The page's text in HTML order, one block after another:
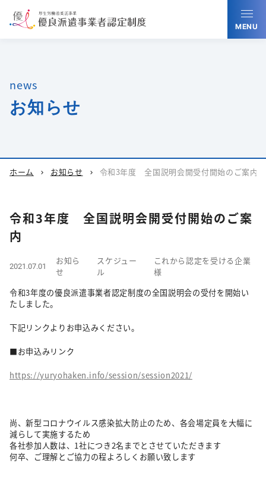
MENU
news
お知らせ
ホーム chevron_right お知らせ chevron_right 令和3年度 全国説明会開受付開始のご案内
令和3年度 全国説明会開受付開始のご案
内
2021.07.01
お知ら
せ
スケジュー
ル
これから認定を受ける企業
様
令和3年度の優良派遣事業者認定制度の全国説明会の受付を開始い
たしました。
下記リンクよりお申込みください。
■お申込みリンク
https://yuryohaken.info/session/session2021/
尚、新型コロナウイルス感染拡大防止のため、各会場定員を大幅に
減らして実施するため
各社参加人数は、1社につき2名までとさせていただきます
何卒、ご理解とご協力の程よろしくお願い致します